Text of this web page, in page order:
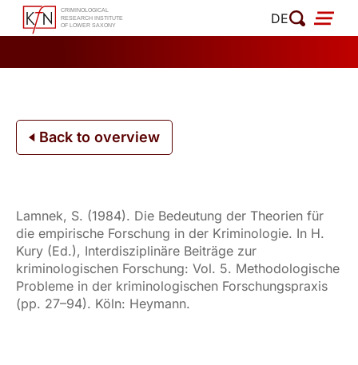
Skip
DE
Back to overview
Lamnek, S. (1984). Die Bedeutung der Theorien für
die empirische Forschung in der Kriminologie. In H.
Kury (Ed.), Interdisziplinäre Beiträge zur
kriminologischen Forschung: Vol. 5. Methodologische
Probleme in der kriminologischen Forschungspraxis
(pp. 27–94). Köln: Heymann.